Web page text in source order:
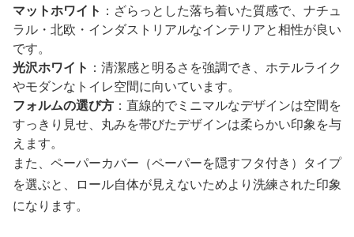
マットホワイト ：ざらっとした落ち着いた質感で、ナチュ
ラル・北欧・インダストリアルなインテリアと相性が良い
です。
光沢ホワイト ：清潔感と明るさを強調でき、ホテルライク
やモダンなトイレ空間に向いています。
フォルムの選び方 ：直線的でミニマルなデザインは空間を
すっきり見せ、丸みを帯びたデザインは柔らかい印象を与
えます。
また、ペーパーカバー（ペーパーを隠すフタ付き）タイプ
を選ぶと、ロール自体が見えないためより洗練された印象
になります。